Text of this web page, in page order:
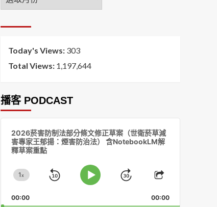
月
Today's Views: 303
Total Views: 1,197,644
播客 PODCAST
2026菸害防制法部分條文修正草案（世衛菸草減
害專家王郁揚：煙害防治法） 含NotebookLM解
釋草案重點
Change
Rate
1x
Skip Play
Jump
Forward
Share
Episode
00:00 00:00